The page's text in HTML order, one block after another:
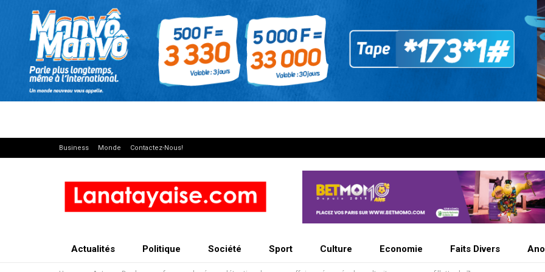
Business Monde Contactez-Nous!
Actualités Politique Société Sport Culture Economie Faits Divers